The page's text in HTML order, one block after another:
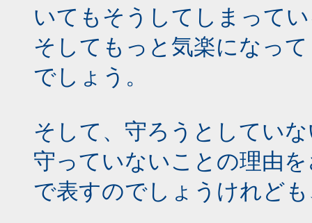
いてもそうしてしまって
そしてもっと気楽になっ
でしょう。
そして、守ろうとしてい
守っていないことの理由
で表すのでしょうけれど